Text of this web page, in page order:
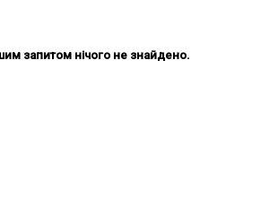
запитом нічого не знайдено.